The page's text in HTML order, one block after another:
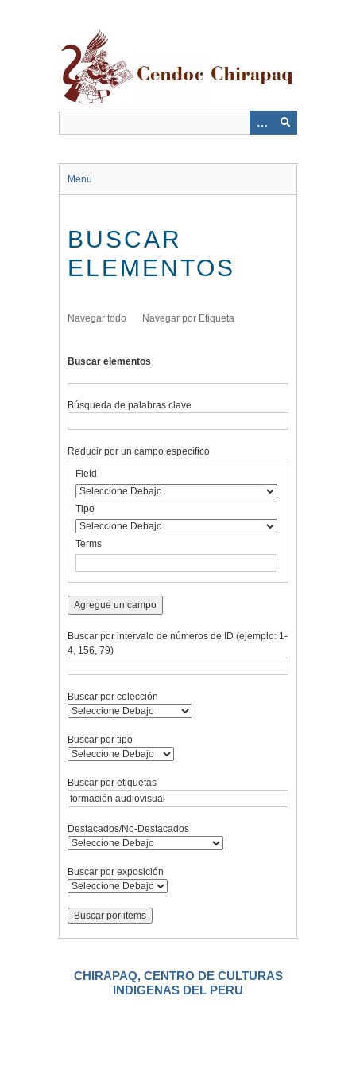
Menu
BUSCAR
ELEMENTOS
Navegar todo Navegar por Etiqueta
Buscar elementos
Búsqueda de palabras clave
rows
"Reducir
por
específico":
1
Reducir por un campo específico
de
búsqueda
de
búsqueda
de
búsqueda
de
Búsqueda
Field
Tipo
Terms
Agregue un campo
Buscar por intervalo de números de ID (ejemplo: 1-
4, 156, 79)
Buscar por colección
Buscar por tipo
Buscar por etiquetas
Destacados/No-Destacados
Buscar por exposición
CHIRAPAQ, CENTRO DE CULTURAS
INDIGENAS DEL PERU